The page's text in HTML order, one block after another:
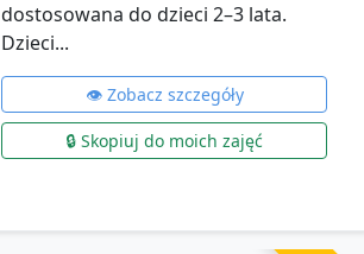
dostosowana do dzieci 2–3 lata.
Dzieci...
👁️ Zobacz szczegóły
🔒 Skopiuj do moich zajęć